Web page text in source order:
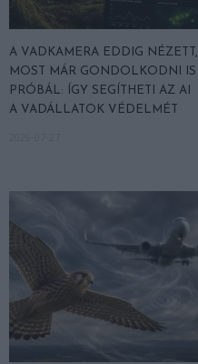
A VADKAMERA EDDIG NÉZETT,
MOST MÁR GONDOLKODNI IS
PRÓBÁL: ÍGY SEGÍTHETI AZ AI
A VADÁLLATOK VÉDELMÉT